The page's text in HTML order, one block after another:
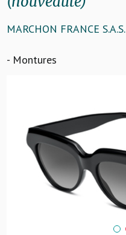
MARCHON FRANCE S.A.S.
- Montures